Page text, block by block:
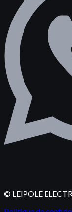
© LEIPOLE